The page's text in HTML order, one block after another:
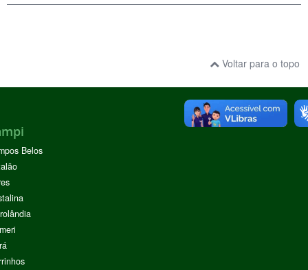
Voltar para o topo
Belos